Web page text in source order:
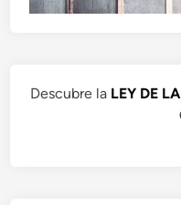
Descubre la LEY DE